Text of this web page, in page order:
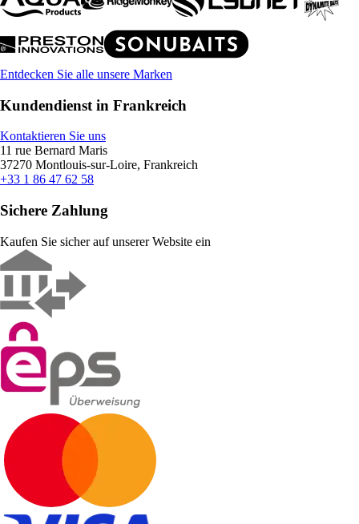
Entdecken Sie alle unsere Marken
Kundendienst in Frankreich
Kontaktieren Sie uns
11 rue Bernard Maris
37270 Montlouis-sur-Loire, Frankreich
+33 1 86 47 62 58
Sichere Zahlung
Kaufen Sie sicher auf unserer Website ein